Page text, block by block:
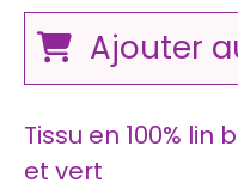
Ajouter
Tissu en 100%
et vert